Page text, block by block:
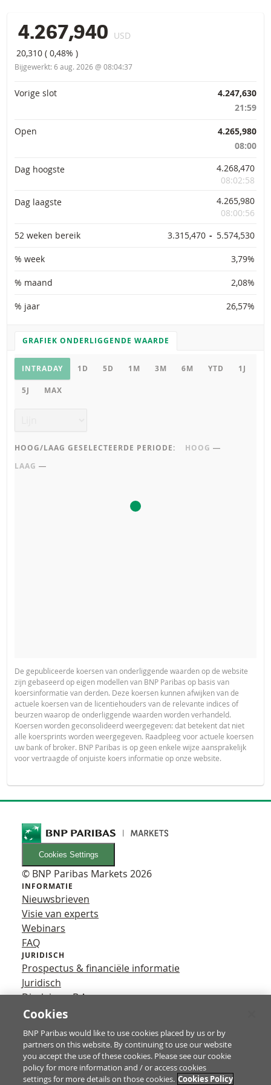
4.267,940 USD
20,310 (0,48% )
Bijgewerkt: 6 aug. 2026 @ 08:04:37
Primaire informatie
Vorige slot
4.247,630
21:59
Open
4.265,980
08:00
Dag hoogste
4.268,470
08:02:58
Dag laagste
4.265,980
08:00:56
52 weken bereik
3.315,470 - 5.574,530
% week 3,79%
% maand 2,08%
% jaar 26,57%
GRAFIEK ONDERLIGGENDE WAARDE
Grafiek onderliggende waarde
GRAFIEK INSTELLINGEN
INTRADAY
1D 5D 1M 3M 6M YTD 1J
5J MAX
HOOG/LAAG GESELECTEERDE PERIODE: HOOG ―
LAAG ―
De gepubliceerde koersen van onderliggende waarden op de website
zijn gebaseerd op eigen modellen van BNP Paribas op basis van
koersinformatie van derden. Deze koersen kunnen afwijken van de
actuele koersen van de licentiehouders van de relevante indices of
beurzen waarop de onderliggende waarden worden verhandeld.
Koersen worden geconsolideerd weergegeven: dat betekent dat niet
alle koersprints worden weergegeven. Raadpleeg voor actuele koersen
uw bank of broker. BNP Paribas is op geen enkele wijze aansprakelijk
voor vertraagde of onjuiste koers informatie op onze website.
Cookies Settings
© BNP Paribas Markets 2026
INFORMATIE
Nieuwsbrieven
Visie van experts
Webinars
FAQ
JURIDISCH
Prospectus & financiële informatie
Juridisch
Disclaimer B.A.
Privacy
YouTube
X
Contact
Cookies
BNP Paribas would like to use cookies placed by us or by
partners on this website. By continuing to use our website
you accept the use of these cookies. Please see our cookie
policy for more information and / or access cookies
settings for more details on those cookies. Cookies Policy